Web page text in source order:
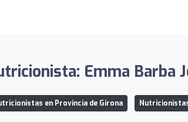
Emma Barba
en Provincia de Girona